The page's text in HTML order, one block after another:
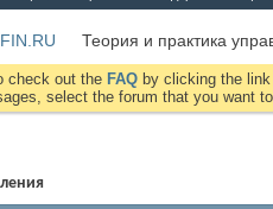
Теория и практика
check out the FAQ by clicking the
select the forum that you want